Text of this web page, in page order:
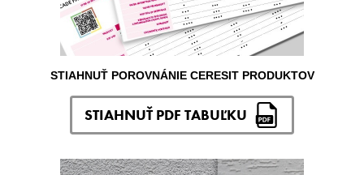
STIAHNUŤ POROVNÁNIE CERESIT PRODUKTOV
STIAHNUŤ PDF TABUĽKU